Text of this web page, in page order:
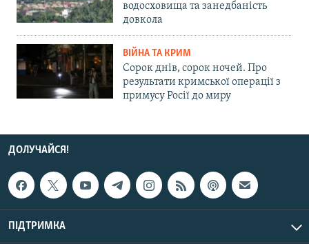
водосховища та занедбаність
довкола
ВІЙНА ТА КРИМ
Сорок днів, сорок ночей. Про
результати кримської операції з
примусу Росії до миру
ДОЛУЧАЙСЯ!
ПІДТРИМКА